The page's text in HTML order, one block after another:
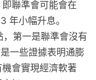
聯準會可能會在
年小幅升息。
第一是聯準會沒有
一些證據表明通膨
會實現經濟軟著